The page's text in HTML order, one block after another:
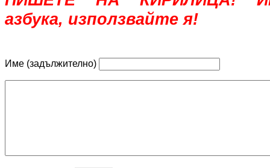
азбука, използвайте я!
Име (задължително)